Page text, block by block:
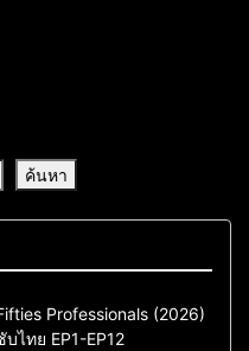
ค้นหา
Action & Adventure
Comedy
Drama
Professionals (2026)
บไทย EP1-EP12